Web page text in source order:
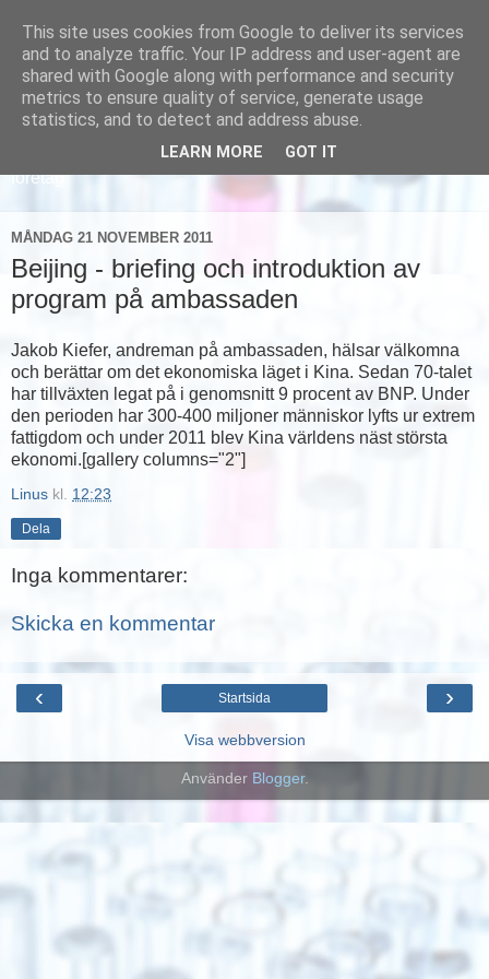
Läs om hur vi marknadsför svensk sjukvård och svenska
företag
MÅNDAG 21 NOVEMBER 2011
Beijing - briefing och introduktion av
program på ambassaden
Jakob Kiefer, andreman på ambassaden, hälsar välkomna
och berättar om det ekonomiska läget i Kina. Sedan 70-talet
har tillväxten legat på i genomsnitt 9 procent av BNP. Under
den perioden har 300-400 miljoner människor lyfts ur extrem
fattigdom och under 2011 blev Kina världens näst största
ekonomi.[gallery columns="2"]
Linus kl. 12:23
Dela
Inga kommentarer:
Skicka en kommentar
‹ ›
Startsida
Visa webbversion
Använder Blogger.
This site uses cookies from Google to deliver its services
and to analyze traffic. Your IP address and user-agent are
shared with Google along with performance and security
metrics to ensure quality of service, generate usage
statistics, and to detect and address abuse.
LEARN MORE GOT IT